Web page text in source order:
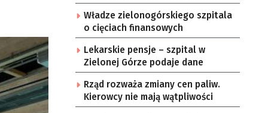
Gorzowa
Władze zielonogórskiego szpitala
o cięciach finansowych
Lekarskie pensje – szpital w
Zielonej Górze podaje dane
Rząd rozważa zmiany cen paliw.
Kierowcy nie mają wątpliwości